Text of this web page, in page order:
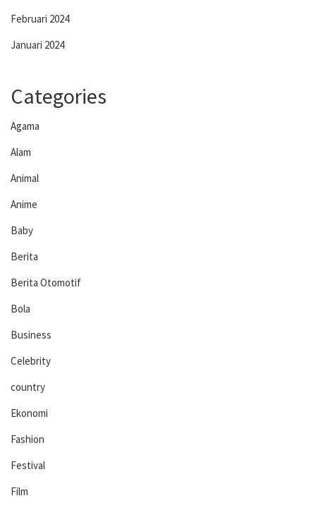
Februari 2024
Januari 2024
Categories
Agama
Alam
Animal
Anime
Baby
Berita
Berita Otomotif
Bola
Business
Celebrity
country
Ekonomi
Fashion
Festival
Film